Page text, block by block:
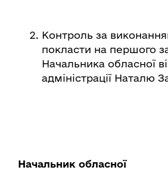
Контроль за
покласти на першого
Начальника обласної
адміністрації Наталю
Начальник обласної